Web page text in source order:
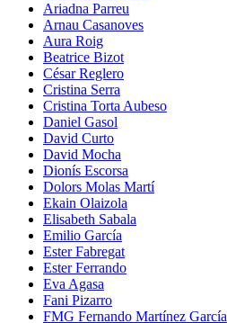
Ariadna Parreu
Arnau Casanoves
Aura Roig
Beatrice Bizot
César Reglero
Cristina Serra
Cristina Torta Aubeso
Daniel Gasol
David Curto
David Mocha
Dionís Escorsa
Dolors Molas Martí
Ekain Olaizola
Elisabeth Sabala
Emilio García
Ester Fabregat
Ester Ferrando
Eva Agasa
Fani Pizarro
FMG Fernando Martínez García